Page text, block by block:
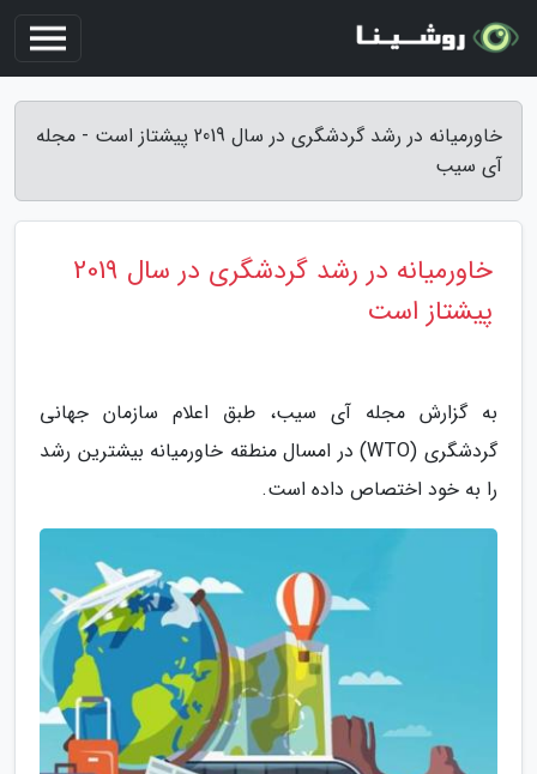
خاورمیانه در رشد گردشگری در سال 2019 پیشتاز است - مجله
آی سیب
خاورمیانه در رشد گردشگری در سال 2019
پیشتاز است
به گزارش مجله آی سیب، طبق اعلام سازمان جهانی
گردشگری (WTO) در امسال منطقه خاورمیانه بیشترین رشد
را به خود اختصاص داده است.